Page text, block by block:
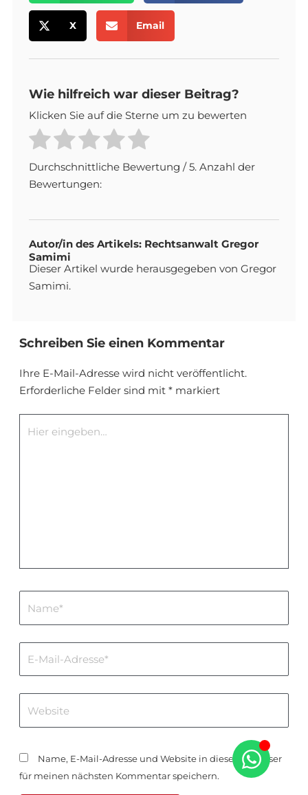
X Email
Wie hilfreich war dieser Beitrag?
Klicken Sie auf die Sterne um zu bewerten
Durchschnittliche Bewertung/ 5. Anzahl der
Bewertungen:
Autor/in des Artikels: Rechtsanwalt Gregor
Samimi
Dieser Artikel wurde herausgegeben von Gregor
Samimi.
Schreiben Sie einen Kommentar
Ihre E-Mail-Adresse wird nicht veröffentlicht.
Erforderliche Felder sind mit* markiert
eingeben…
Mail-
Adresse*
Name, E-Mail-Adresse und Website in diesem Browser
für meinen nächsten Kommentar speichern.